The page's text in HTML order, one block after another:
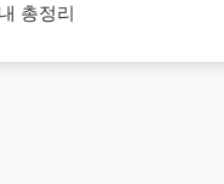
총정리